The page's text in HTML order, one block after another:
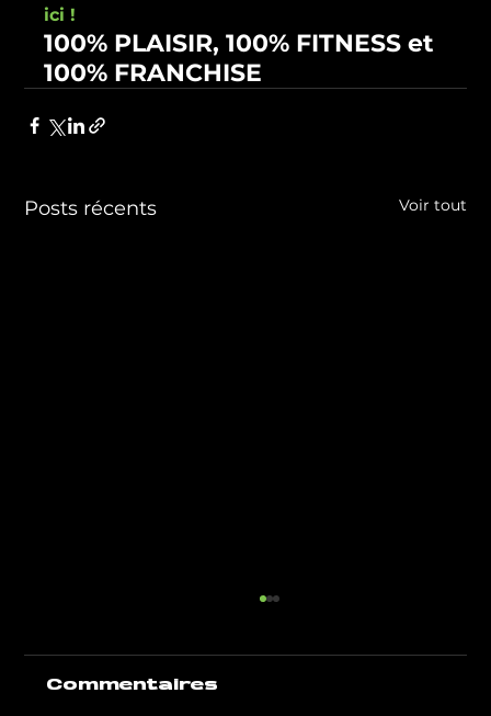
ici !
100% PLAISIR, 100% FITNESS et
100% FRANCHISE
Posts récents Voir tout
Commentaires